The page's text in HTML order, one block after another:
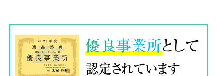
優良事業所として
認定されています